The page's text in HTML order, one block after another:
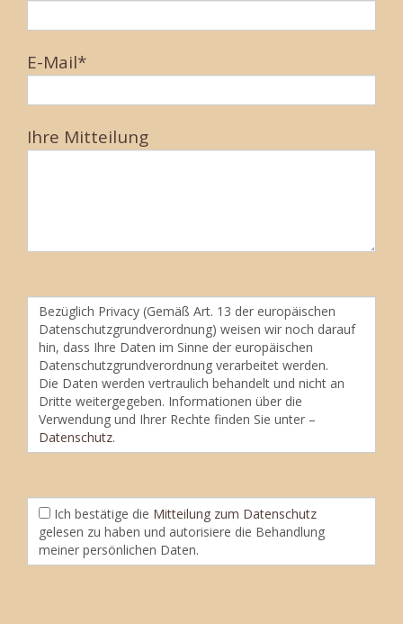
E-Mail*
Ihre Mitteilung
Bezüglich Privacy (Gemäß Art. 13 der europäischen
Datenschutzgrundverordnung) weisen wir noch darauf
hin, dass Ihre Daten im Sinne der europäischen
Datenschutzgrundverordnung verarbeitet werden.
Die Daten werden vertraulich behandelt und nicht an
Dritte weitergegeben. Informationen über die
Verwendung und Ihrer Rechte finden Sie unter –
Datenschutz.
Ich bestätige die Mitteilung zum Datenschutz
gelesen zu haben und autorisiere die Behandlung
meiner persönlichen Daten.